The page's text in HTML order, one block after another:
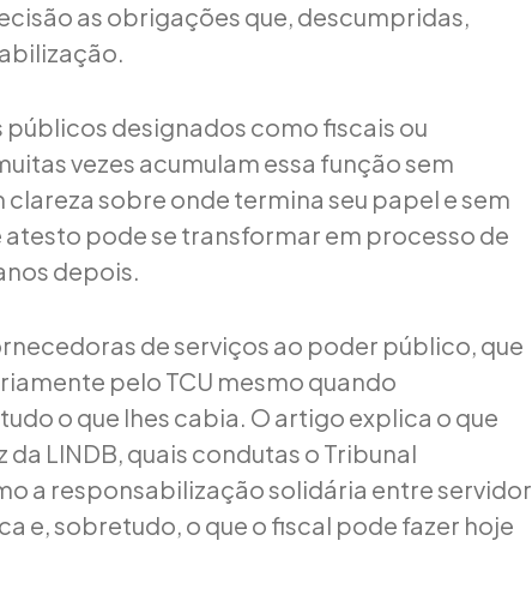
as obrigações que, descumpridas,
designados como fiscais ou
vezes acumulam essa função sem
sobre onde termina seu papel e sem
atesto pode se transformar em processo de
depois.
de serviços ao poder público, que
pelo TCU mesmo quando
o que lhes cabia. O artigo explica o que
LINDB, quais condutas o Tribunal
a responsabilização solidária entre servidor
e, sobretudo, o que o fiscal pode fazer hoje